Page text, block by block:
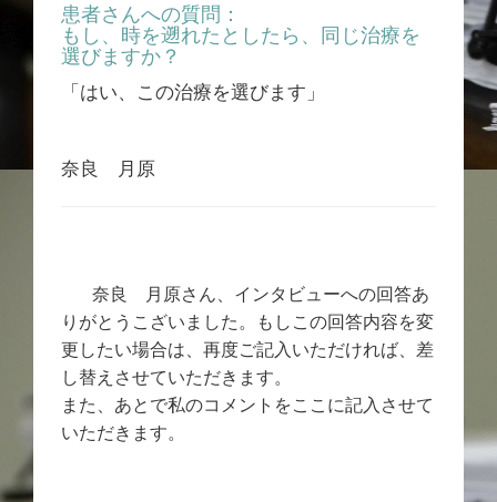
患者さんへの質問：
もし、時を遡れたとしたら、同じ治療を
選びますか？
「はい、この治療を選びます」
奈良 月原
奈良 月原さん、インタビューへの回答あ
りがとうこざいました。もしこの回答内容を変
更したい場合は、再度ご記入いただければ、差
し替えさせていただきます。
また、あとで私のコメントをここに記入させて
いただきます。